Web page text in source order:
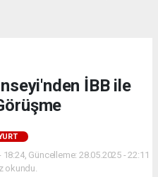
İBB ile
Güncelleme: 28.05.2025 - 22:11
okundu.